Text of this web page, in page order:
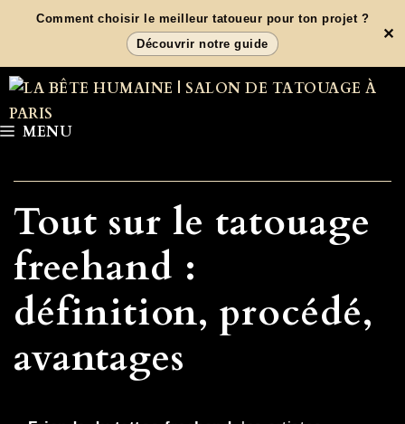
contenu
Comment choisir le meilleur tatoueur pour ton projet ?
Découvrir notre guide
✕
MENU
Tout sur le tatouage
freehand :
définition, procédé,
avantages